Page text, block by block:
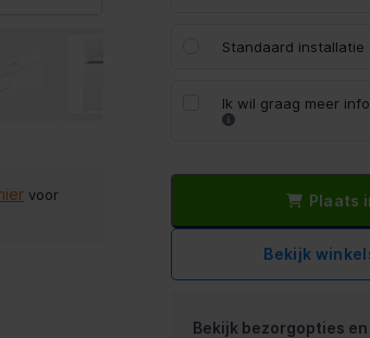
voor
Standaard
Ik wil graag meer
Plaats
Bekijk
Bekijk bezorgopties